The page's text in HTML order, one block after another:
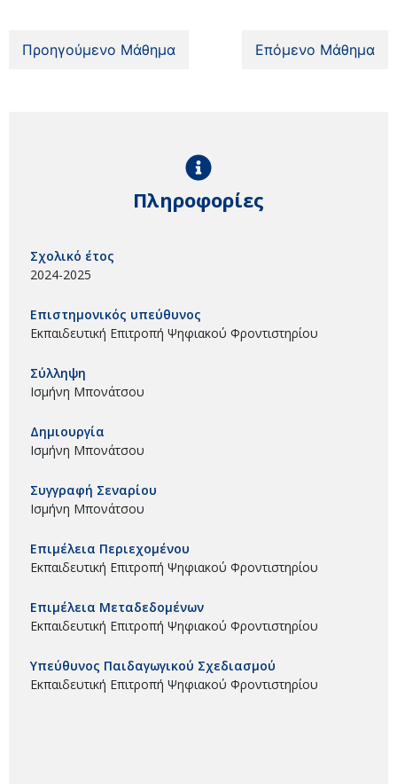
Προηγούμενο Μάθημα Επόμενο Μάθημα
Πληροφορίες
Σχολικό έτος
2024-2025
Επιστημονικός υπεύθυνος
Εκπαιδευτική Επιτροπή Ψηφιακού Φροντιστηρίου
Σύλληψη
Ισμήνη Μπονάτσου
Δημιουργία
Ισμήνη Μπονάτσου
Συγγραφή Σεναρίου
Ισμήνη Μπονάτσου
Επιμέλεια Περιεχομένου
Εκπαιδευτική Επιτροπή Ψηφιακού Φροντιστηρίου
Επιμέλεια Μεταδεδομένων
Εκπαιδευτική Επιτροπή Ψηφιακού Φροντιστηρίου
Υπεύθυνος Παιδαγωγικού Σχεδιασμού
Εκπαιδευτική Επιτροπή Ψηφιακού Φροντιστηρίου